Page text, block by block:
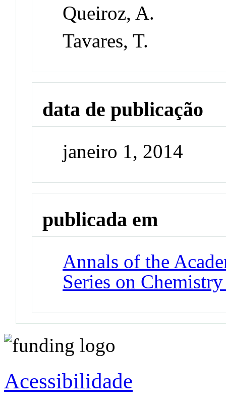
Queiroz, A.
Tavares, T.
data de publicação
janeiro 1, 2014
publicada em
Annals of the
Series on
Acessibilidade